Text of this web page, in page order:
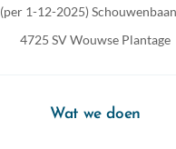
(per 1-12-2025)
4725 SV Wouwse Plantage
Wat we doen